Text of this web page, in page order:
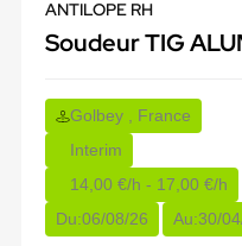
ANTILOPE RH
Soudeur TIG
Golbey , France
Interim
14,00 €/h - 17,00 €/h
Du:06/08/26 Au:30/